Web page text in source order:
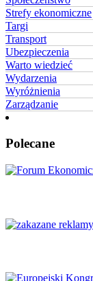
Strefy ekonomiczne
Targi
Transport
Ubezpieczenia
Warto wiedzieć
Wydarzenia
Wyróżnienia
Zarządzanie
Polecane